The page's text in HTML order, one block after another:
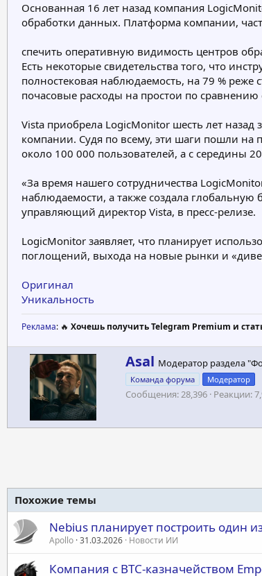
Основанная 16 лет назад компания
обработки данных. Платформа компании,
спечить оперативную видимость центров
Есть некоторые свидетельства того, что
полностековая наблюдаемость, на 79 %
почасовые расходы на простои по
Vista приобрела LogicMonitor шесть лет
компании. Судя по всему, эти шаги пошли на
около 100 000 пользователей, а с середины
«За время нашего сотрудничества
наблюдаемости, а также создала глобальную
управляющий директор Vista, в пресс-релизе.
LogicMonitor заявляет, что планирует
поглощений, выхода на новые рынки и
Оригинал
Уникальность
Реклама: 🔥 Хочешь получить Telegram Premium и
А
в
т
о
Asal Модератор раздела
Команда форума Модератор
Сообщения 28,396 Реакции
Похожие темы
Nebius планирует построить один
Apollo 31.03.2026 Новости ИИ
Компания с BTC-казначейством